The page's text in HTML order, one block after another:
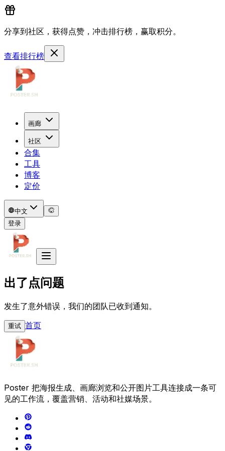
分享到社区，获得点赞，冲击排行榜，赢取积分。
查看排行榜
画廊
社区
合集
工具
博客
定价
中文
登录
出了点问题
发生了意外错误，我们的团队已收到通知。
重试 首页
Poster 把海报生成、画廊浏览和公开图片工具连接成一条可
见的工作流，覆盖营销、活动和社媒场景。